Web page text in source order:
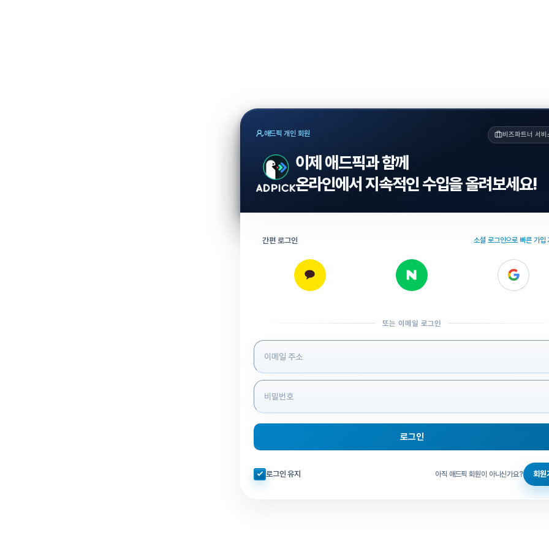
애드픽 개인 회원 비즈파트너 서비
이제 애드픽과 함께
온라인에서 지속적인 수입을 올려보세요!
간편 로그인 소셜 로그인으로 빠른 가입
또는 이메일 로그인
로그인 정보 입력
로그인
자동로그인 체크
로그인 유지 아직 애드픽 회원이 아니신가요? 회원